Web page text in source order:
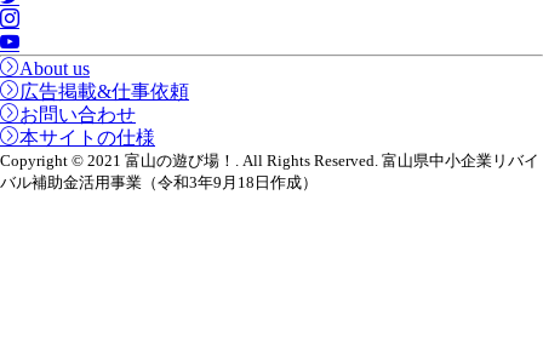
About us
広告掲載&仕事依頼
お問い合わせ
本サイトの仕様
Copyright © 2021 富山の遊び場！. All Rights Reserved. 富山県中小企業リバイ
バル補助金活用事業（令和3年9月18日作成）